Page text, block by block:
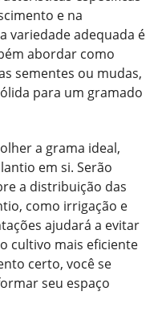
e na
variedade adequada é
abordar como
sementes ou mudas,
para um gramado
a grama ideal,
em si. Serão
a distribuição das
como irrigação e
ajudará a evitar
cultivo mais eficiente
certo, você se
seu espaço